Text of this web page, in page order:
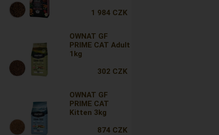
1 984 CZK
OWNAT GF
PRIME CAT Adult
1kg
302 CZK
OWNAT GF
PRIME CAT
Kitten 3kg
874 CZK